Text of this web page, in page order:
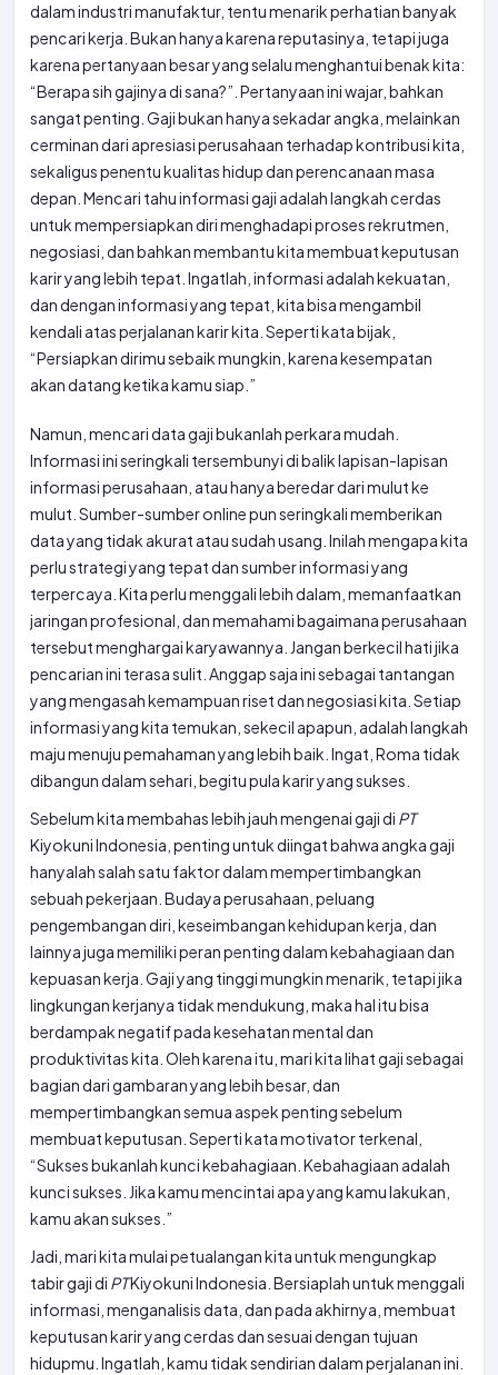
dalam industri manufaktur, tentu menarik perhatian banyak
pencari kerja. Bukan hanya karena reputasinya, tetapi juga
karena pertanyaan besar yang selalu menghantui benak kita:
“Berapa sih gajinya di sana?”. Pertanyaan ini wajar, bahkan
sangat penting. Gaji bukan hanya sekadar angka, melainkan
cerminan dari apresiasi perusahaan terhadap kontribusi kita,
sekaligus penentu kualitas hidup dan perencanaan masa
depan. Mencari tahu informasi gaji adalah langkah cerdas
untuk mempersiapkan diri menghadapi proses rekrutmen,
negosiasi, dan bahkan membantu kita membuat keputusan
karir yang lebih tepat. Ingatlah, informasi adalah kekuatan,
dan dengan informasi yang tepat, kita bisa mengambil
kendali atas perjalanan karir kita. Seperti kata bijak,
“Persiapkan dirimu sebaik mungkin, karena kesempatan
akan datang ketika kamu siap.”
Namun, mencari data gaji bukanlah perkara mudah.
Informasi ini seringkali tersembunyi di balik lapisan-lapisan
informasi perusahaan, atau hanya beredar dari mulut ke
mulut. Sumber-sumber online pun seringkali memberikan
data yang tidak akurat atau sudah usang. Inilah mengapa kita
perlu strategi yang tepat dan sumber informasi yang
terpercaya. Kita perlu menggali lebih dalam, memanfaatkan
jaringan profesional, dan memahami bagaimana perusahaan
tersebut menghargai karyawannya. Jangan berkecil hati jika
pencarian ini terasa sulit. Anggap saja ini sebagai tantangan
yang mengasah kemampuan riset dan negosiasi kita. Setiap
informasi yang kita temukan, sekecil apapun, adalah langkah
maju menuju pemahaman yang lebih baik. Ingat, Roma tidak
dibangun dalam sehari, begitu pula karir yang sukses.
Sebelum kita membahas lebih jauh mengenai gaji di PT
Kiyokuni Indonesia, penting untuk diingat bahwa angka gaji
hanyalah salah satu faktor dalam mempertimbangkan
sebuah pekerjaan. Budaya perusahaan, peluang
pengembangan diri, keseimbangan kehidupan kerja, dan
lainnya juga memiliki peran penting dalam kebahagiaan dan
kepuasan kerja. Gaji yang tinggi mungkin menarik, tetapi jika
lingkungan kerjanya tidak mendukung, maka hal itu bisa
berdampak negatif pada kesehatan mental dan
produktivitas kita. Oleh karena itu, mari kita lihat gaji sebagai
bagian dari gambaran yang lebih besar, dan
mempertimbangkan semua aspek penting sebelum
membuat keputusan. Seperti kata motivator terkenal,
“Sukses bukanlah kunci kebahagiaan. Kebahagiaan adalah
kunci sukses. Jika kamu mencintai apa yang kamu lakukan,
kamu akan sukses.”
Jadi, mari kita mulai petualangan kita untuk mengungkap
tabir gaji di PTKiyokuni Indonesia. Bersiaplah untuk menggali
informasi, menganalisis data, dan pada akhirnya, membuat
keputusan karir yang cerdas dan sesuai dengan tujuan
hidupmu. Ingatlah, kamu tidak sendirian dalam perjalanan ini.